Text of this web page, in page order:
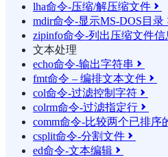
lha命令-压缩/解压缩文件 
mdir命令-显示MS-DOS目录
zipinfo命令-列出压缩文件信
文本处理
echo命令-输出字符串 
fmt命令 – 编排文本文件 
col命令-过滤控制字符 
colrm命令-过滤指定行 
comm命令-比较两个已排序
csplit命令-分割文件 
ed命令-文本编辑 